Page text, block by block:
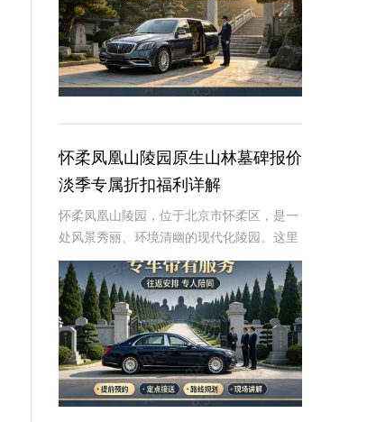
怀柔凤凰山陵园原生山林墓碑报价
淡季专属折扣福利详解
怀柔凤凰山陵园，位于北京市怀柔区，是一
处风景秀丽、环境清幽的现代化陵园。这里
依山傍水，绿树成荫，为逝者提供了一个宁
静而庄严的安息之地。近年来，随着人们对
逝者安葬方式的不断追求，墓碑作为纪念逝
者、寄托哀